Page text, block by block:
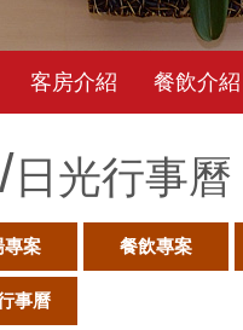
客房介紹 餐飲介紹
日光行事曆
專案 餐飲專案
事曆